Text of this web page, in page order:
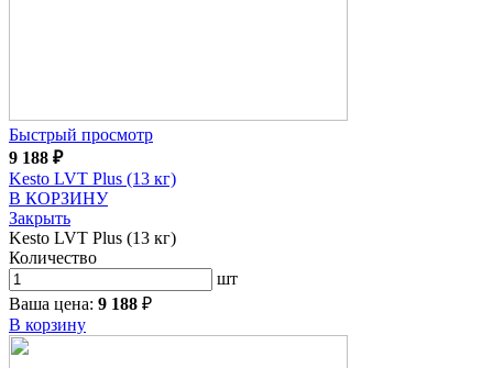
Быстрый просмотр
9 188 ₽
Kesto LVT Plus (13 кг)
В КОРЗИНУ
Закрыть
Kesto LVT Plus (13 кг)
Количество
шт
Ваша цена: 9 188 ₽
В корзину